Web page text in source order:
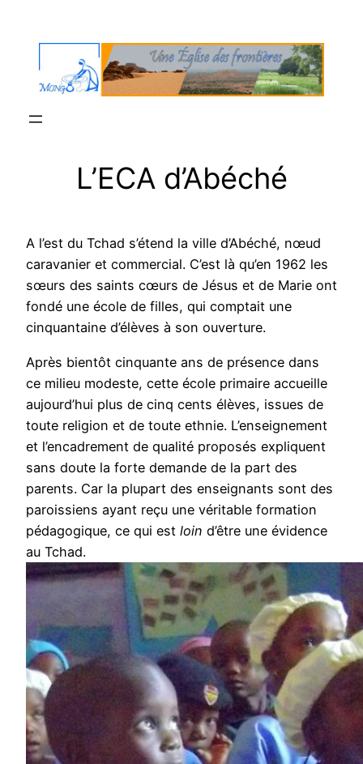
L’ECA d’Abéché
A l’est du Tchad s’étend la ville d’Abéché, nœud
caravanier et commercial. C’est là qu’en 1962 les
sœurs des saints cœurs de Jésus et de Marie ont
fondé une école de filles, qui comptait une
cinquantaine d’élèves à son ouverture.
Après bientôt cinquante ans de présence dans
ce milieu modeste, cette école primaire accueille
aujourd’hui plus de cinq cents élèves, issues de
toute religion et de toute ethnie. L’enseignement
et l’encadrement de qualité proposés expliquent
sans doute la forte demande de la part des
parents. Car la plupart des enseignants sont des
paroissiens ayant reçu une véritable formation
pédagogique, ce qui est loin d’être une évidence
au Tchad.